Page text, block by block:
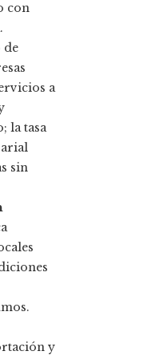
con
de
a
la tasa
sin
y